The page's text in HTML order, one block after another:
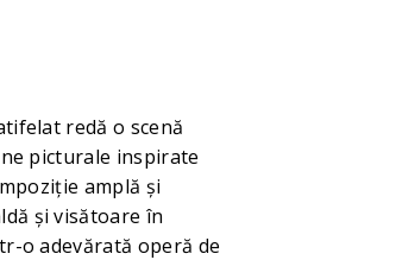
redă o scenă
picturale inspirate
amplă și
și visătoare în
o adevărată operă de